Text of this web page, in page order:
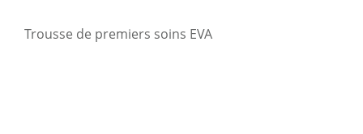
Trousse de premiers soins EVA